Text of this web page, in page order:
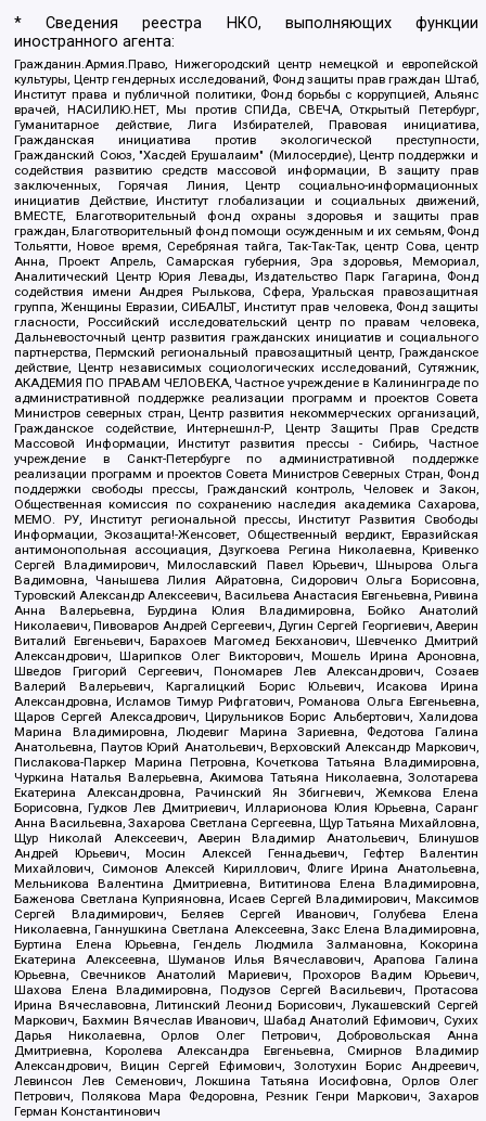
* Сведения реестра НКО, выполняющих функции
иностранного агента:
Гражданин.Армия.Право, Нижегородский центр немецкой и европейской
культуры, Центр гендерных исследований, Фонд защиты прав граждан Штаб,
Институт права и публичной политики, Фонд борьбы с коррупцией, Альянс
врачей, НАСИЛИЮ.НЕТ, Мы против СПИДа, СВЕЧА, Открытый Петербург,
Гуманитарное действие, Лига Избирателей, Правовая инициатива,
Гражданская инициатива против экологической преступности,
Гражданский Союз, "Хасдей Ерушалаим" (Милосердие), Центр поддержки и
содействия развитию средств массовой информации, В защиту прав
заключенных, Горячая Линия, Центр социально-информационных
инициатив Действие, Институт глобализации и социальных движений,
ВМЕСТЕ, Благотворительный фонд охраны здоровья и защиты прав
граждан, Благотворительный фонд помощи осужденным и их семьям, Фонд
Тольятти, Новое время, Серебряная тайга, Так-Так-Так, центр Сова, центр
Анна, Проект Апрель, Самарская губерния, Эра здоровья, Мемориал,
Аналитический Центр Юрия Левады, Издательство Парк Гагарина, Фонд
содействия имени Андрея Рылькова, Сфера, Уральская правозащитная
группа, Женщины Евразии, СИБАЛЬТ, Институт прав человека, Фонд защиты
гласности, Российский исследовательский центр по правам человека,
Дальневосточный центр развития гражданских инициатив и социального
партнерства, Пермский региональный правозащитный центр, Гражданское
действие, Центр независимых социологических исследований, Сутяжник,
АКАДЕМИЯ ПО ПРАВАМ ЧЕЛОВЕКА, Частное учреждение в Калининграде по
административной поддержке реализации программ и проектов Совета
Министров северных стран, Центр развития некоммерческих организаций,
Гражданское содействие, Интернешнл-Р, Центр Защиты Прав Средств
Массовой Информации, Институт развития прессы - Сибирь, Частное
учреждение в Санкт-Петербурге по административной поддержке
реализации программ и проектов Совета Министров Северных Стран, Фонд
поддержки свободы прессы, Гражданский контроль, Человек и Закон,
Общественная комиссия по сохранению наследия академика Сахарова,
МЕМО. РУ, Институт региональной прессы, Институт Развития Свободы
Информации, Экозащита!-Женсовет, Общественный вердикт, Евразийская
антимонопольная ассоциация, Дзугкоева Регина Николаевна, Кривенко
Сергей Владимирович, Милославский Павел Юрьевич, Шнырова Ольга
Вадимовна, Чанышева Лилия Айратовна, Сидорович Ольга Борисовна,
Туровский Александр Алексеевич, Васильева Анастасия Евгеньевна, Ривина
Анна Валерьевна, Бурдина Юлия Владимировна, Бойко Анатолий
Николаевич, Пивоваров Андрей Сергеевич, Дугин Сергей Георгиевич, Аверин
Виталий Евгеньевич, Барахоев Магомед Бекханович, Шевченко Дмитрий
Александрович, Шарипков Олег Викторович, Мошель Ирина Ароновна,
Шведов Григорий Сергеевич, Пономарев Лев Александрович, Созаев
Валерий Валерьевич, Каргалицкий Борис Юльевич, Исакова Ирина
Александровна, Исламов Тимур Рифгатович, Романова Ольга Евгеньевна,
Щаров Сергей Алексадрович, Цирульников Борис Альбертович, Халидова
Марина Владимировна, Людевиг Марина Зариевна, Федотова Галина
Анатольевна, Паутов Юрий Анатольевич, Верховский Александр Маркович,
Пислакова-Паркер Марина Петровна, Кочеткова Татьяна Владимировна,
Чуркина Наталья Валерьевна, Акимова Татьяна Николаевна, Золотарева
Екатерина Александровна, Рачинский Ян Збигневич, Жемкова Елена
Борисовна, Гудков Лев Дмитриевич, Илларионова Юлия Юрьевна, Саранг
Анна Васильевна, Захарова Светлана Сергеевна, Щур Татьяна Михайловна,
Щур Николай Алексеевич, Аверин Владимир Анатольевич, Блинушов
Андрей Юрьевич, Мосин Алексей Геннадьевич, Гефтер Валентин
Михайлович, Симонов Алексей Кириллович, Флиге Ирина Анатольевна,
Мельникова Валентина Дмитриевна, Вититинова Елена Владимировна,
Баженова Светлана Куприяновна, Исаев Сергей Владимирович, Максимов
Сергей Владимирович, Беляев Сергей Иванович, Голубева Елена
Николаевна, Ганнушкина Светлана Алексеевна, Закс Елена Владимировна,
Буртина Елена Юрьевна, Гендель Людмила Залмановна, Кокорина
Екатерина Алексеевна, Шуманов Илья Вячеславович, Арапова Галина
Юрьевна, Свечников Анатолий Мариевич, Прохоров Вадим Юрьевич,
Шахова Елена Владимировна, Подузов Сергей Васильевич, Протасова
Ирина Вячеславовна, Литинский Леонид Борисович, Лукашевский Сергей
Маркович, Бахмин Вячеслав Иванович, Шабад Анатолий Ефимович, Сухих
Дарья Николаевна, Орлов Олег Петрович, Добровольская Анна
Дмитриевна, Королева Александра Евгеньевна, Смирнов Владимир
Александрович, Вицин Сергей Ефимович, Золотухин Борис Андреевич,
Левинсон Лев Семенович, Локшина Татьяна Иосифовна, Орлов Олег
Петрович, Полякова Мара Федоровна, Резник Генри Маркович, Захаров
Герман Константинович